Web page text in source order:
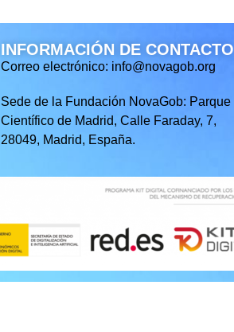
INFORMACIÓN DE CONTACTO
Correo electrónico: info@novagob.org
Sede de la Fundación NovaGob: Parque
Científico de Madrid, Calle Faraday, 7,
28049, Madrid, España.